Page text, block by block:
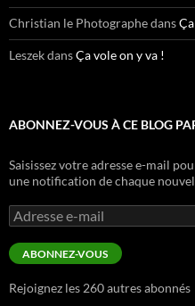
Christian le Photographedans
LeszekdansÇa vole on y va !
ABONNEZ-VOUS À CE BLOG
Saisissez votre adresse e-mail
une notification de chaque
Adresse
e-
mail
ABONNEZ-VOUS
Rejoignez les 260 autres abonnés